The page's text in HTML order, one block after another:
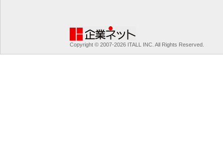
Copyright © 2007-2026 ITALL INC. All Rights Reserved.